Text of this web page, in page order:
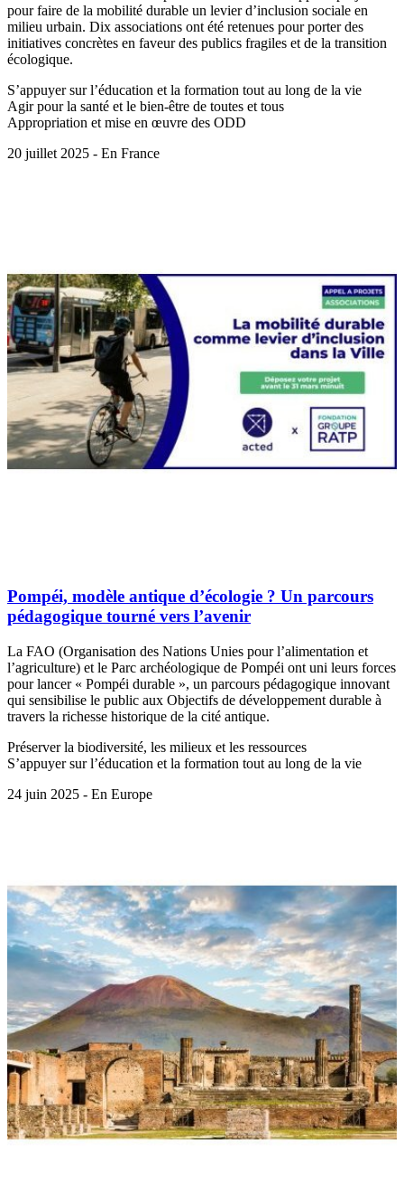
pour faire de la mobilité durable un levier d’inclusion sociale en
milieu urbain. Dix associations ont été retenues pour porter des
initiatives concrètes en faveur des publics fragiles et de la transition
écologique.
S’appuyer sur l’éducation et la formation tout au long de la vie
Agir pour la santé et le bien-être de toutes et tous
Appropriation et mise en œuvre des ODD
20 juillet 2025 - En France
Pompéi, modèle antique d’écologie ? Un parcours
pédagogique tourné vers l’avenir
La FAO (Organisation des Nations Unies pour l’alimentation et
l’agriculture) et le Parc archéologique de Pompéi ont uni leurs forces
pour lancer « Pompéi durable », un parcours pédagogique innovant
qui sensibilise le public aux Objectifs de développement durable à
travers la richesse historique de la cité antique.
Préserver la biodiversité, les milieux et les ressources
S’appuyer sur l’éducation et la formation tout au long de la vie
24 juin 2025 - En Europe